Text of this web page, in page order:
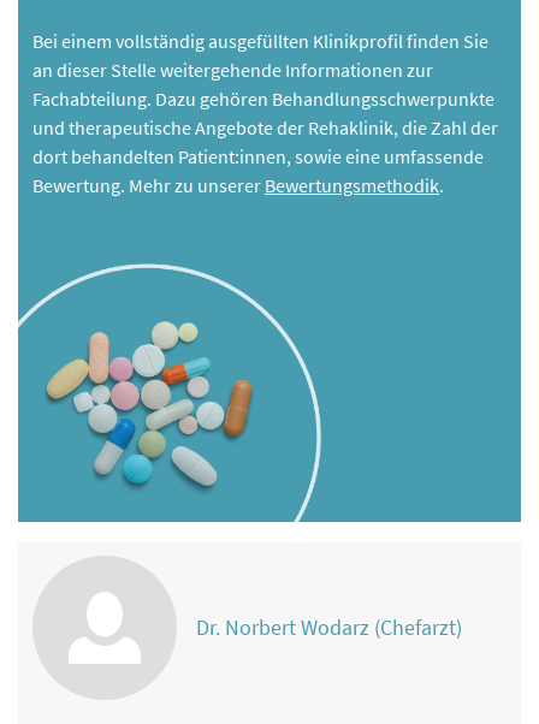
Bei einem vollständig ausgefüllten Klinikprofil finden Sie
an dieser Stelle weitergehende Informationen zur
Fachabteilung. Dazu gehören Behandlungsschwerpunkte
und therapeutische Angebote der Rehaklinik, die Zahl der
dort behandelten Patient:innen, sowie eine umfassende
Bewertung. Mehr zu unserer Bewertungsmethodik.
Dr. Norbert Wodarz (Chefarzt)